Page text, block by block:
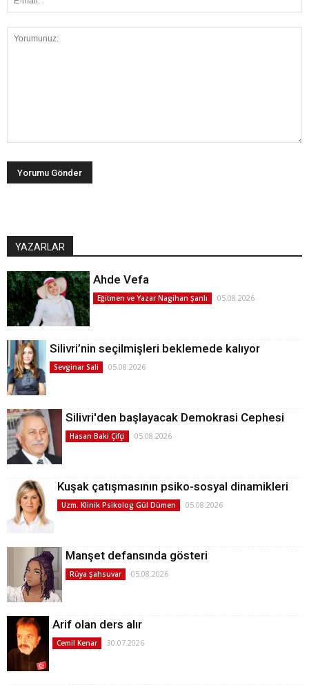
YAZARLAR
Ahde Vefa
Eğitmen ve Yazar Nagihan Şanlı 05.08.2026
Silivri’nin seçilmişleri beklemede kalıyor
Sevginar Sali 05.08.2026
Silivri'den başlayacak Demokrasi Cephesi
Hasan Baki Çifçi 05.08.2026
Kuşak çatışmasının psiko-sosyal dinamikleri
Uzm. Klinik Psikolog Gül Dümen 05.08.2026
Manşet defansında gösteri
Rüya Şahsuvar 05.08.2026
Arif olan ders alır
Cemil Kenar 30.07.2026